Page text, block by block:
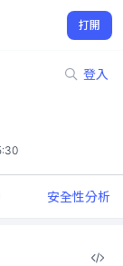
打開
登入
安全性分析